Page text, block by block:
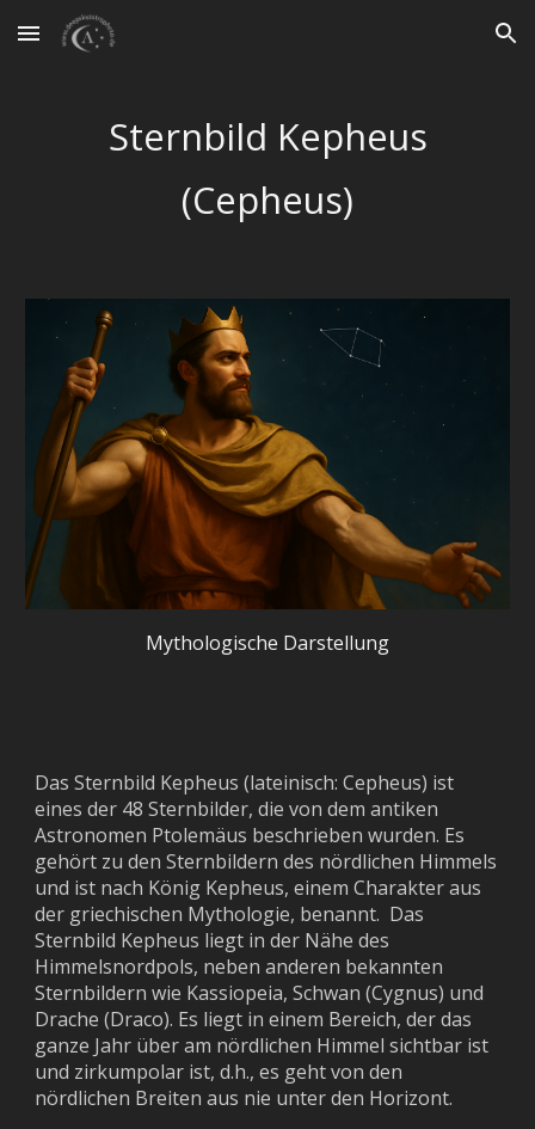
Skip to main content Skip to navigation
Sternbild Kepheus
(Cepheus)
Mythologische Darstellung
Das Sternbild Kepheus (lateinisch: Cepheus) ist
eines der 48 Sternbilder, die von dem antiken
Astronomen Ptolemäus beschrieben wurden. Es
gehört zu den Sternbildern des nördlichen Himmels
und ist nach König Kepheus, einem Charakter aus
der griechischen Mythologie, benannt. Das
Sternbild Kepheus liegt in der Nähe des
Himmelsnordpols, neben anderen bekannten
Sternbildern wie Kassiopeia, Schwan (Cygnus) und
Drache (Draco). Es liegt in einem Bereich, der das
ganze Jahr über am nördlichen Himmel sichtbar ist
und zirkumpolar ist, d.h., es geht von den
nördlichen Breiten aus nie unter den Horizont.